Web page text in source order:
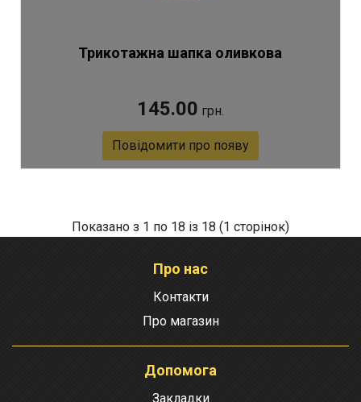
Трикотажна шапка оливкова
145.00 грн.
Повідомити про появу
Показано з 1 по 18 із 18 (1 сторінок)
Про нас
Контакти
Про магазин
Допомога
Закладки